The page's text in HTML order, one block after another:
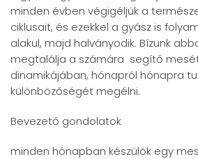
minden évben végigéljük a
ciklusait, és ezekkel a gyász is
alakul, majd halványodik. Bízunk
megtalálja a számára segítő
dinamikájában, hónapról hónapra
különbözőségét megélni.
Bevezető gondolatok
minden hónapban készülök egy